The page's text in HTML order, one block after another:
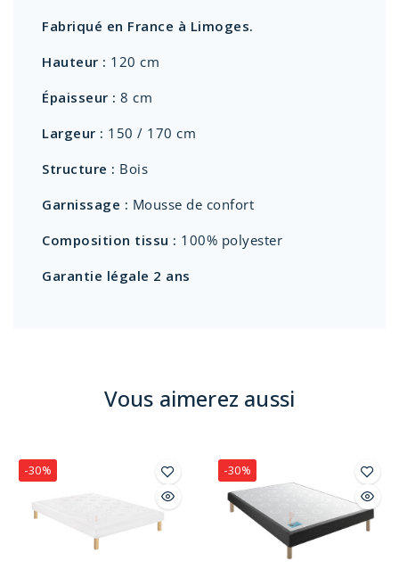
Fabriqué en France à Limoges.
Hauteur : 120 cm
Épaisseur : 8 cm
Largeur : 150 / 170 cm
Structure : Bois
Garnissage : Mousse de confort
Composition tissu : 100% polyester
Garantie légale 2 ans
Vous aimerez aussi
-30% -30%